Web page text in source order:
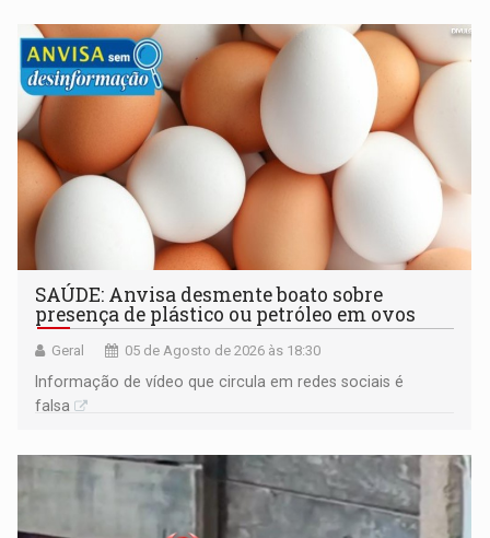
SAÚDE: Anvisa desmente boato sobre
presença de plástico ou petróleo em ovos
Geral 05 de Agosto de 2026 às 18:30
Informação de vídeo que circula em redes sociais é
falsa